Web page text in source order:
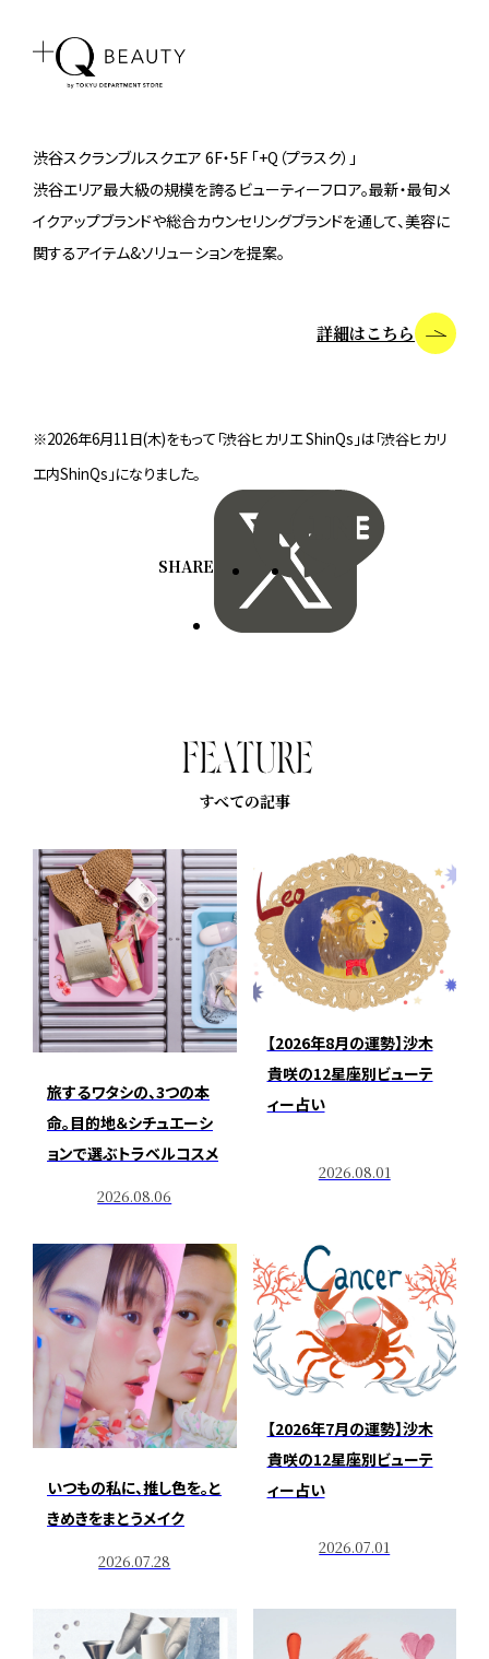
渋谷スクランブルスクエア 6F・5F 「+Q（プラスク）」
渋谷エリア最大級の規模を誇るビューティーフロア。最新・最旬メ
イクアップブランドや総合カウンセリングブランドを通して、美容に
関するアイテム&ソリューションを提案。
詳細はこちら
※2026年6月11日(木)をもって「渋谷ヒカリエ ShinQs」は「渋谷ヒカリ
エ内ShinQs」になりました。
SHARE
FEAT URE
すべての記事
旅するワタシの、3つの本
命。目的地＆シチュエーシ
ョンで選ぶトラベルコスメ
2026.08.06
【2026年8月の運勢】沙木
貴咲の12星座別ビューテ
ィー占い
2026.08.01
いつもの私に、推し色を。と
きめきをまとうメイク
2026.07.28
【2026年7月の運勢】沙木
貴咲の12星座別ビューテ
ィー占い
2026.07.01